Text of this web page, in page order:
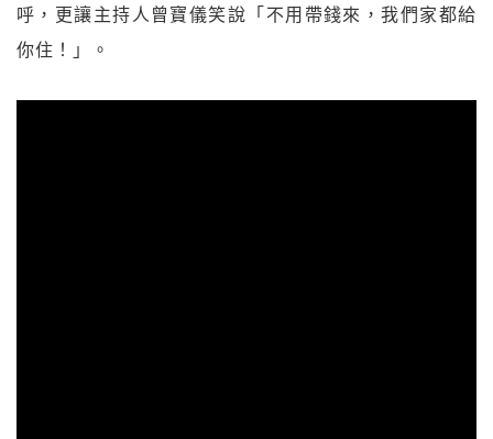
呼，更讓主持人曾寶儀笑說「不用帶錢來，我們家都給
你住！」。